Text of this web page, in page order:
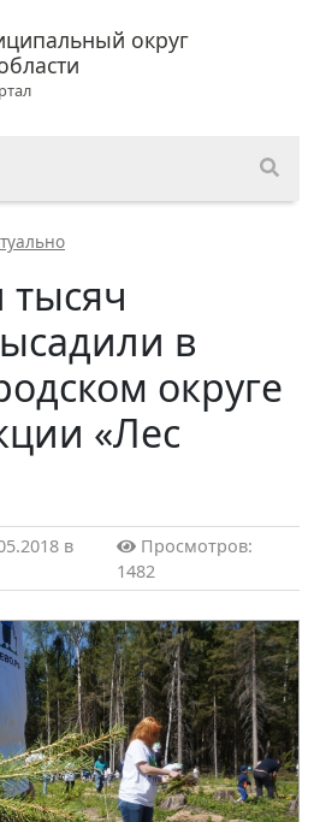
округ
тысяч
в
округе
«Лес
в
Просмотров:
1482